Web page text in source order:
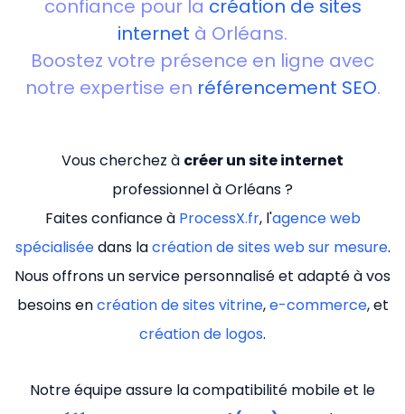
confiance pour la création de sites
internet à Orléans.
Boostez votre présence en ligne avec
notre expertise en référencement SEO.
Vous cherchez à créer un site internet
professionnel à Orléans ?
Faites confiance à ProcessX.fr, l'agence web
spécialiséedans lacréation de sites web sur mesure.
Nous offrons un service personnalisé et adapté à vos
besoins encréation de sites vitrine,e-commerce, et
création de logos.
Notre équipe assure la compatibilité mobile et le